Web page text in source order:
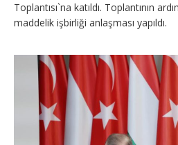
Toplantısı`na katıldı. Toplantının
maddelik işbirliği anlaşması yapıldı.